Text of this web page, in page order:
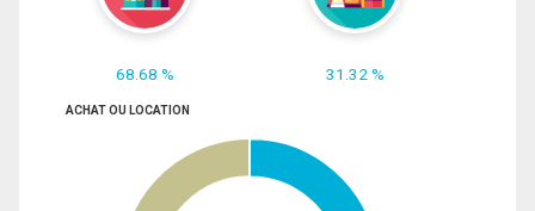
68.68 % 31.32 %
ACHAT OU LOCATION